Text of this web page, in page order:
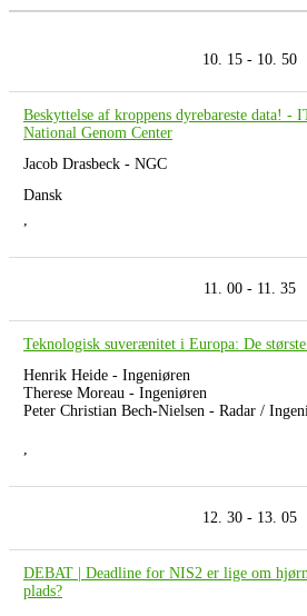
10. 15 - 10. 50
Beskyttelse af kroppens dyrebareste data! -
National Genom Center
Jacob Drasbeck - NGC
Dansk
,
11. 00 - 11. 35
Teknologisk suverænitet i Europa: De
Henrik Heide - Ingeniøren
Therese Moreau - Ingeniøren
Peter Christian Bech-Nielsen - Radar /
,
12. 30 - 13. 05
DEBAT | Deadline for NIS2 er lige om
plads?